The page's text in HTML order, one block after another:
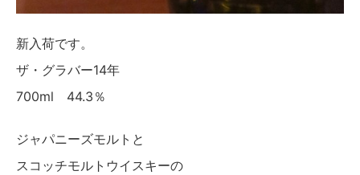
新入荷です。
ザ・グラバー14年
700ml 44.3％
ジャパニーズモルトと
スコッチモルトウイスキーの